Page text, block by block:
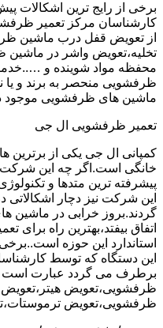
برخی از رایج ترین اشکالات
کارشناسان مرکز تعمیر
از تعویض قفل درب ماشین
تخلیه،تعویض واشر در
محفظه مواد شوینده و
ظرفشویی منحصر به برند و
ماشین های ظرفشویی موجود
تعمیر ظرفشویی ال جی
کمپانی ال جی یکی از برترین
خانگی است.اگر چه این شرکت
پیشرفته ترین متدها و
این شرکت نیز دچار
گردند.بروز خرابی در ماشین
اتفاق بیفتد،بهترین راه برای
استاندارد این حوزه
این دستگاه که توسط
برطرف می گردد عبارت است
ظرفشویی،تعویض
ظرفشویی،تعویض